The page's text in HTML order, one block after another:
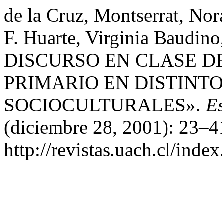
de la Cruz, Montserrat,
F. Huarte, Virginia
DISCURSO EN CLASE
PRIMARIO EN
SOCIOCULTURALES».
(diciembre 28, 2001):
http://revistas.uach.cl/